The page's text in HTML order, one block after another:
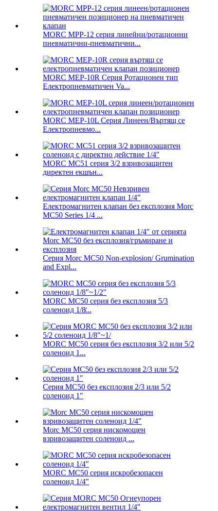
MORC MPP-12 серия линейни/ротационни
пневматични-пневматични...
MORC MEP-10R Серия Ротационен тип
Електропневматичен Va...
MORC MEP-10L Серия Линеен/Въртящ се
Електропневмо...
MORC MC51 серия 3/2 взривозащитен
директен екшън...
Електромагнитен клапан без експлозия Morc
MC50 Series 1/4 ...
Серия Morc MC50 Non-explosion/ Grumination
and Expl...
MORC MC50 серия без експлозия 5/3
соленоид 1/8̸...
MORC MC50 серия без експлозия 3/2 или 5/2
соленоид 1...
Серия MC50 без експлозия 2/3 или 5/2
соленоид 1″
Morc MC50 серия нискомощен
взривозащитен соленоид ...
MORC MC50 серия искробезопасен
соленоид 1/4″